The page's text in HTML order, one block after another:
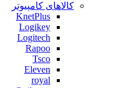
کالاهای کامپیوتر
KnetPlus
Logikey
Logitech
Rapoo
Tsco
Eleven
royal